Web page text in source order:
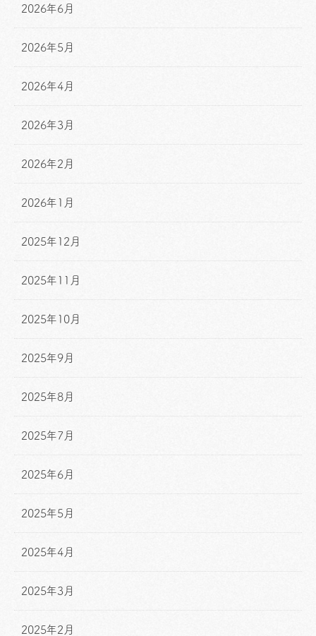
2026年6月
2026年5月
2026年4月
2026年3月
2026年2月
2026年1月
2025年12月
2025年11月
2025年10月
2025年9月
2025年8月
2025年7月
2025年6月
2025年5月
2025年4月
2025年3月
2025年2月